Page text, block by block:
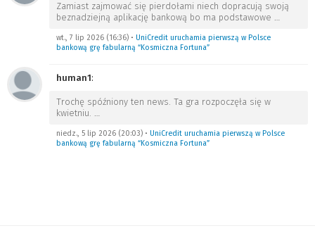
Zamiast zajmować się pierdołami niech dopracują swoją
beznadziejną aplikację bankową bo ma podstawowe …
wt., 7 lip 2026 (16:36) • UniCredit uruchamia pierwszą w Polsce
bankową grę fabularną “Kosmiczna Fortuna”
human1:
Trochę spóźniony ten news. Ta gra rozpoczęła się w
kwietniu. …
niedz., 5 lip 2026 (20:03) • UniCredit uruchamia pierwszą w Polsce
bankową grę fabularną “Kosmiczna Fortuna”